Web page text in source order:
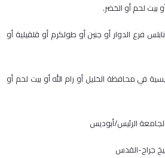
بيت لحم أو الخضر.
نابلس فرع الدوار أو جنين أو طولكرم أو قلقيلية أو
في محافظة الخليل أو رام الله أو بيت لحم أو
الرئيس/أبوديس
جراح-القدس